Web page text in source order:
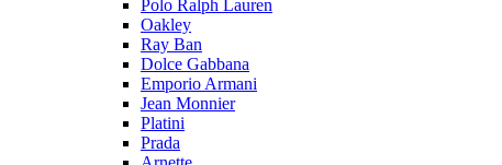
Polo Ralph Lauren
Oakley
Ray Ban
Dolce Gabbana
Emporio Armani
Jean Monnier
Platini
Prada